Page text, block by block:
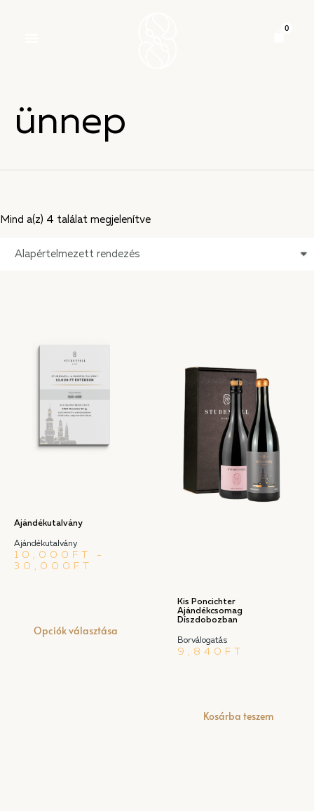
ünnep
Mind a(z) 4 találat megjelenítve
Ajándékutalvány
Ajándékutalvány
10,000 FT –
30,000 FT
Opciók választása
Kis Poncichter
Ajándékcsomag
Díszdobozban
Borválogatás
9,840 FT
Kosárba teszem